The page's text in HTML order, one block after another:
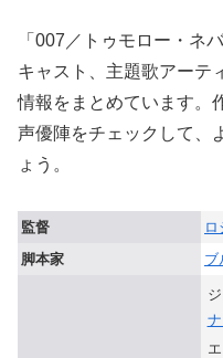
「007／トゥモロー・ネ
キャスト、主題歌アーテ
情報をまとめています。
声優陣をチェックして、
ょう。
監督
脚本家
ブ